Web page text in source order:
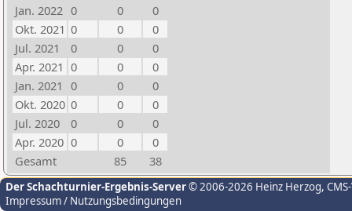
Jan. 2022 0 0
0
Okt. 2021 0 0
0
Jul. 2021
0 0
0
Apr. 2021 0 0
0
Jan. 2021 0 0
0
Okt. 2020 0 0
0
Jul. 2020
0 0
0
Apr. 2020 0 0
0
Gesamt
85 38
Der Schachturnier-Ergebnis-Server© 2006-2026 Heinz Herzog,
Impressum / Nutzungsbedingungen